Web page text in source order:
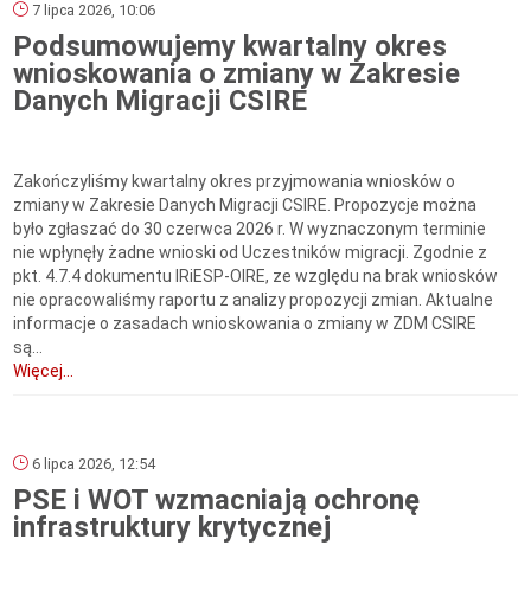
7 lipca 2026, 10:06
Podsumowujemy kwartalny okres
wnioskowania o zmiany w Zakresie
Danych Migracji CSIRE
Zakończyliśmy kwartalny okres przyjmowania wniosków o
zmiany w Zakresie Danych Migracji CSIRE. Propozycje można
było zgłaszać do 30 czerwca 2026 r. W wyznaczonym terminie
nie wpłynęły żadne wnioski od Uczestników migracji. Zgodnie z
pkt. 4.7.4 dokumentu IRiESP-OIRE, ze względu na brak wniosków
nie opracowaliśmy raportu z analizy propozycji zmian. Aktualne
informacje o zasadach wnioskowania o zmiany w ZDM CSIRE
są...
Więcej...
6 lipca 2026, 12:54
PSE i WOT wzmacniają ochronę
infrastruktury krytycznej